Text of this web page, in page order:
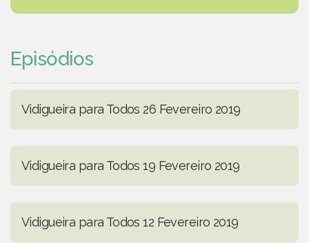
Episódios
Vidigueira para Todos 26 Fevereiro 2019
Vidigueira para Todos 19 Fevereiro 2019
Vidigueira para Todos 12 Fevereiro 2019